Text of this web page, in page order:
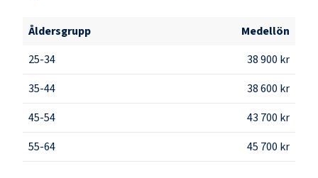
Åldersgrupp
Medellön
25-34
38 900 kr
35-44
38 600 kr
45-54
43 700 kr
55-64
45 700 kr